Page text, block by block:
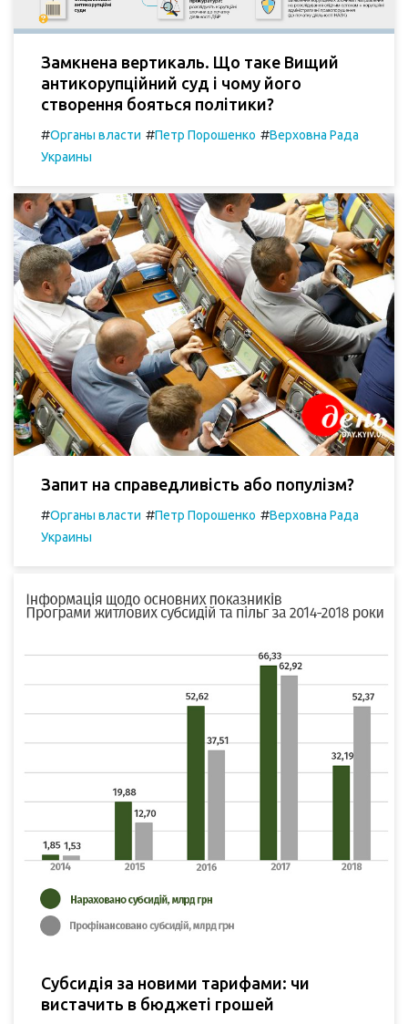
Замкнена вертикаль. Що таке Вищий
антикорупційний суд і чому його
створення бояться політики?
#Органы власти #Петр Порошенко #Верховна Рада
Украины
Запит на справедливість або популізм?
#Органы власти #Петр Порошенко #Верховна Рада
Украины
Субсидія за новими тарифами: чи
вистачить в бюджеті грошей